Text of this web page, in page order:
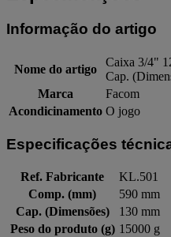
Informação do artigo
Nome do artigo
Caixa 3/4"
Cap.
Marca
Facom
Acondicinamento O jogo
Especificações
Ref. Fabricante
KL.501
Comp. (mm)
590 mm
Cap. (Dimensões)
130 mm
Peso do produto (g) 15000 g